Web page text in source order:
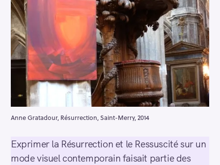
Anne Gratadour, Résurrection, Saint-Merry, 2014
Exprimer la Résurrection et le Ressuscité sur un
mode visuel contemporain faisait partie des